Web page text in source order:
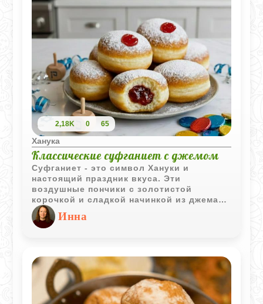
2,18K 0 65
Ханука
Классические суфганиет с джемом
Суфганиет - это символ Хануки и
настоящий праздник вкуса. Эти
воздушные пончики с золотистой
корочкой и сладкой начинкой из джема
готовят в Израиле и во всём мире, чтобы
отметить светлый праздник. Сегодня
поделюсь рецептом классических
Инна